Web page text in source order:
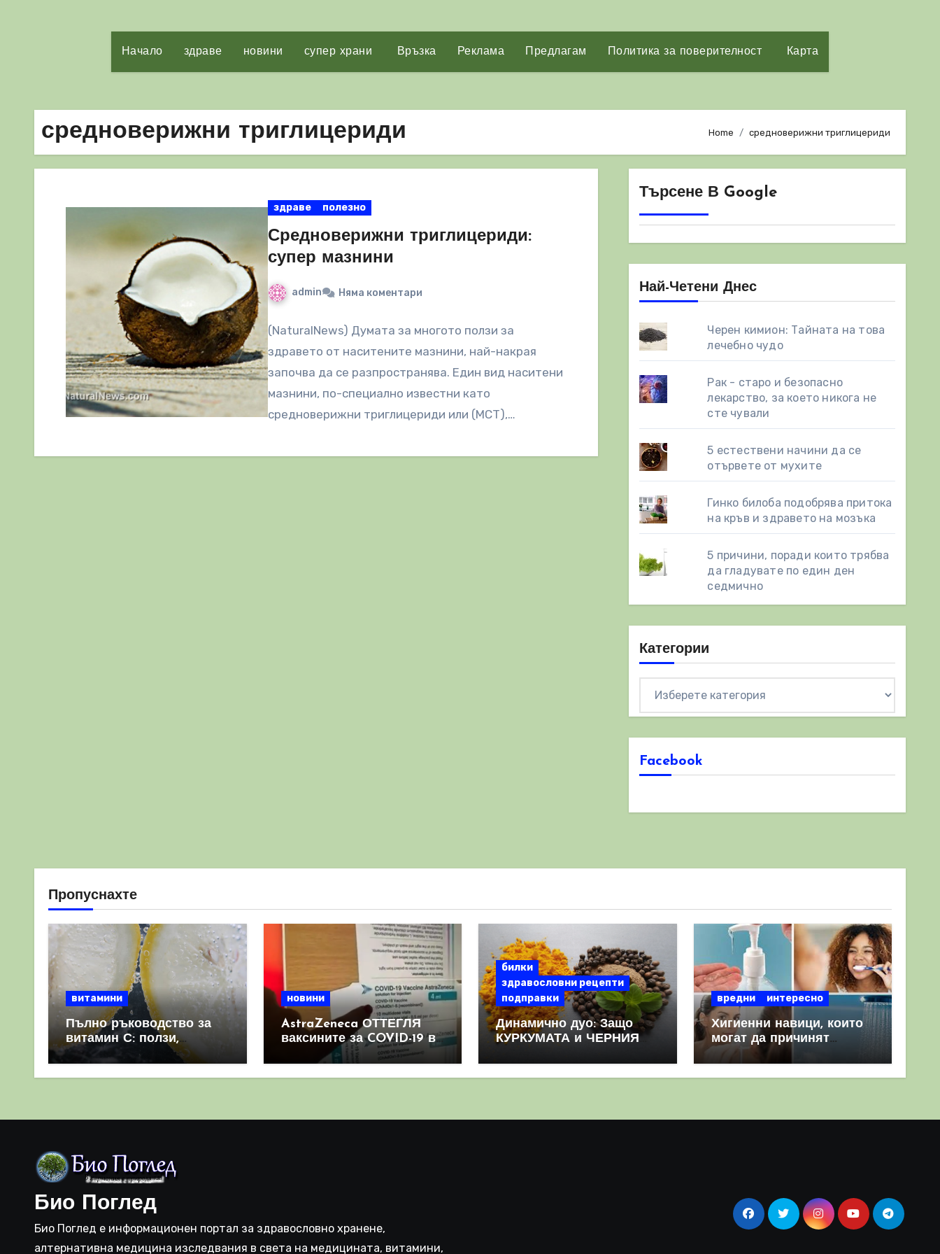
Начало здраве новини супер храни Връзка Реклама Предлагам Политика за поверителност Карта
средноверижни триглицериди Home средноверижни триглицериди
здраве полезно
Средноверижни триглицериди:
супер мазнини
admin Няма коментари
(NaturalNews) Думата за многото ползи за
здравето от наситените мазнини, най-накрая
започва да се разпространява. Един вид наситени
мазнини, по-специално известни като
средноверижни триглицериди или (МСТ),
Търсене В Google
Най-Четени Днес
Черен кимион: Тайната на това
лечебно чудо
Рак - старо и безопасно
лекарство, за което никога не
сте чували
5 естествени начини да се
отървете от мухите
Гинко билоба подобрява притока
на кръв и здравето на мозъка
5 причини, поради които трябва
да гладувате по един ден
седмично
Категории
Facebook
Пропуснахте
витамини
Пълно ръководство за
витамин С: ползи,
източници и защо е
важен за имунната
новини
AstraZeneca ОТТЕГЛЯ
ваксините за COVID-19 в
световен мащаб, след
като призна, че те
билки
здравословни рецепти
подправки
Динамично дуо: Защо
КУРКУМАТА и ЧЕРНИЯ
комбинация
вредни интересно
Хигиенни навици, които
могат да причинят
повече вреда, отколкото
полза
Био Поглед
Био Поглед е информационен портал за здравословно хранене,
алтернативна медицина изследвания в света на медицината, витамини,